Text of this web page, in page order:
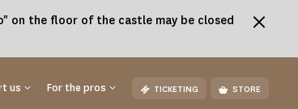
on the floor of the castle may be closed
us For the pros TICKETING STORE